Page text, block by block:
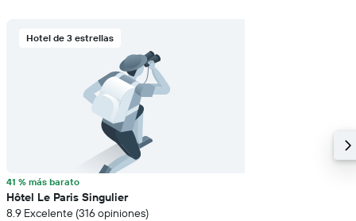
Hotel de 3 estrellas
41 % más barato
Hôtel Le Paris Singulier
8.9 Excelente (316 opiniones)